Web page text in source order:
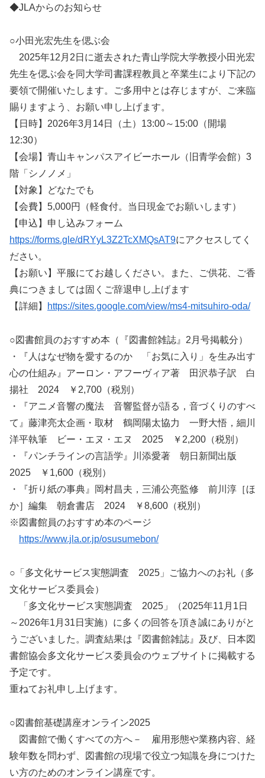
◆JLAからのお知らせ
○小田光宏先生を偲ぶ会
2025年12月2日に逝去された青山学院大学教授小田光宏
先生を偲ぶ会を同大学司書課程教員と卒業生により下記の
要領で開催いたします。ご多用中とは存じますが、ご来臨
賜りますよう、お願い申し上げます。
【日時】2026年3月14日（土）13:00～15:00（開場
12:30）
【会場】青山キャンパスアイビーホール（旧青学会館）3
階「シノノメ」
【対象】どなたでも
【会費】5,000円（軽食付。当日現金でお願いします）
【申込】申し込みフォーム
https://forms.gle/dRYyL3Z2TcXMQsAT9にアクセスしてく
ださい。
【お願い】平服にてお越しください。また、ご供花、ご香
典につきましては固くご辞退申し上げます
【詳細】
https://sites.google.com/view/ms4-mitsuhiro-oda/
○図書館員のおすすめ本（『図書館雑誌』2月号掲載分）
・『人はなぜ物を愛するのか 「お気に入り」を生み出す
心の仕組み』アーロン・アフーヴィア著 田沢恭子訳 白
揚社 2024 ￥2,700（税別）
・『アニメ音響の魔法 音響監督が語る，音づくりのすべ
て』藤津亮太企画・取材 鶴岡陽太協力 一野大悟，細川
洋平執筆 ビー・エヌ・エヌ 2025 ￥2,200（税別）
・『パンチラインの言語学』川添愛著 朝日新聞出版
2025 ￥1,600（税別）
・『折り紙の事典』岡村昌夫，三浦公亮監修 前川淳［ほ
か］編集 朝倉書店 2024 ￥8,600（税別）
※図書館員のおすすめ本のページ
https://www.jla.or.jp/osusumebon/
○「多文化サービス実態調査 2025」ご協力へのお礼（多
文化サービス委員会）
「多文化サービス実態調査 2025」（2025年11月1日
～2026年1月31日実施）に多くの回答を頂き誠にありがと
うございました。調査結果は『図書館雑誌』及び、日本図
書館協会多文化サービス委員会のウェブサイトに掲載する
予定です。
重ねてお礼申し上げます。
○図書館基礎講座オンライン2025
図書館で働くすべての方へ－ 雇用形態や業務内容、経
験年数を問わず、図書館の現場で役立つ知識を身につけた
い方のためのオンライン講座です。